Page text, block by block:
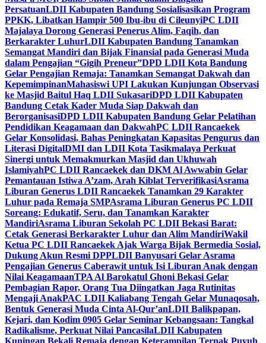
PersatuanLDII Kabupaten Bandung Sosialisasikan Program
PPKK, Libatkan Hampir 500 Ibu-ibu di CileunyiPC LDII
Majalaya Dorong Generasi Penerus Alim, Faqih, dan
Berkarakter LuhurLDII Kabupaten Bandung Tanamkan
Semangat Mandiri dan Bijak Finansial pada Generasi Muda
dalam Pengajian “Gigih Preneur”DPD LDII Kota Bandung
Gelar Pengajian Remaja: Tanamkan Semangat Dakwah dan
KepemimpinanMahasiswi UPI Lakukan Kunjungan Observasi
ke Masjid Baitul Haq LDII SukasariDPD LDII Kabupaten
Bandung Cetak Kader Muda Siap Dakwah dan
BerorganisasiDPD LDII Kabupaten Bandung Gelar Pelatihan
Pendidikan Keagamaan dan DakwahPC LDII Rancaekek
Gelar Konsolidasi, Bahas Peningkatan Kapasitas Pengurus dan
Literasi DigitalDMI dan LDII Kota Tasikmalaya Perkuat
Sinergi untuk Memakmurkan Masjid dan Ukhuwah
IslamiyahPC LDII Rancaekek dan DKM Al Awwabin Gelar
Pemantauan Istiwa A’zam, Arah Kiblat TerverifikasiAsrama
Liburan Generus LDII Rancaekek Tanamkan 29 Karakter
Luhur pada Remaja SMPAsrama Liburan Generus PC LDII
Soreang: Edukatif, Seru, dan Tanamkan Karakter
MandiriAsrama Liburan Sekolah PC LDII Bekasi Barat:
Cetak Generasi Berkarakter Luhur dan Alim MandiriWakil
Ketua PC LDII Rancaekek Ajak Warga Bijak Bermedia Sosial,
Dukung Akun Resmi DPPLDII Banyusari Gelar Asrama
Pengajian Generus Caberawit untuk Isi Liburan Anak dengan
Nilai KeagamaanTPA Al Barokatul Ghoni Bekasi Gelar
Pembagian Rapor, Orang Tua Diingatkan Jaga Rutinitas
Mengaji AnakPAC LDII Kaliabang Tengah Gelar Munaqosah,
Bentuk Generasi Muda Cinta Al-Qur’anLDII Balikpapan,
Kejari, dan Kodim 0905 Gelar Seminar Kebangsaan: Tangkal
Radikalisme, Perkuat Nilai PancasilaLDII Kabupaten